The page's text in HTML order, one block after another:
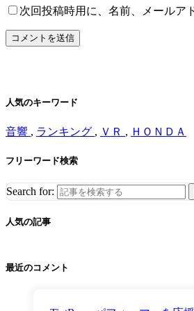
次回投稿時用に、名前、メールア
人気のキーワード
音響 , ランキング , ＶＲ , ＨＯＮＤＡ
フリーワード検索
Search for:
人気の記事
最近のコメント